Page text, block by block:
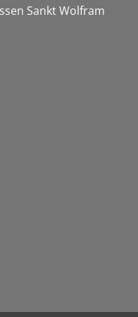
Sankt Wolfram